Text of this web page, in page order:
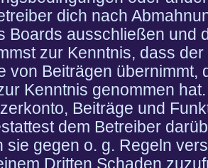
dich nach
Boards ausschließen und
zur Kenntnis, dass
von Beiträgen übernimmt,
Kenntnis genommen
Beiträge und
dem Betreiber
sie gegen o. g. Regeln
Dritten Schaden